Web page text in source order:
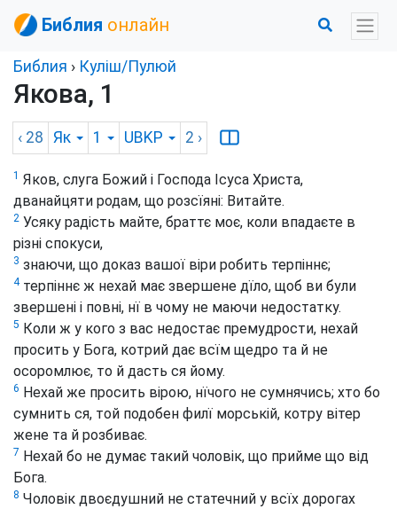
Библия онлайн
Библия › Куліш/Пулюй
Якова, 1
‹ 28 Як 1 UBKP 2 ›
1 Яков, слуга Божий і Господа Ісуса Христа,
дванайцяти родам, що розсїяні: Витайте.
2 Усяку радість майте, браттє моє, коли впадаєте в
різні спокуси,
3 знаючи, що доказ вашої віри робить терпіннє;
4терпіннє ж нехай має звершене дїло, щоб ви були
звершені і повні, нї в чому не маючи недостатку.
5 Коли ж у кого з вас недостає премудрости, нехай
просить у Бога, котрий дає всїм щедро та й не
осоромлює, то й дасть ся йому.
6 Нехай же просить вірою, нїчого не сумнячись; хто бо
сумнить ся, той подобен филї морській, котру вітер
жене та й розбиває.
7 Нехай бо не думає такий чоловік, що прийме що від
Бога.
8 Чоловік двоєдушний не статечний у всїх дорогах